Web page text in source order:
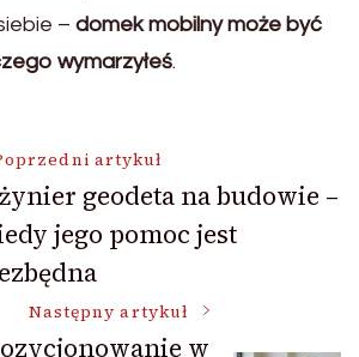
– domek mobilny może być
wymarzyłeś.
artykuł
geodeta na budowie –
jego pomoc jest
Następny artykuł
w